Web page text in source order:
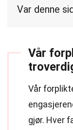
Var denne
Vår
Vår
gjør. Hver